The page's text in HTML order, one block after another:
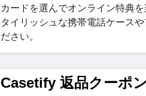
カードを選んでオンライン特典
タイリッシュな携帯電話ケース
ださい。
Casetify 返品クーポン